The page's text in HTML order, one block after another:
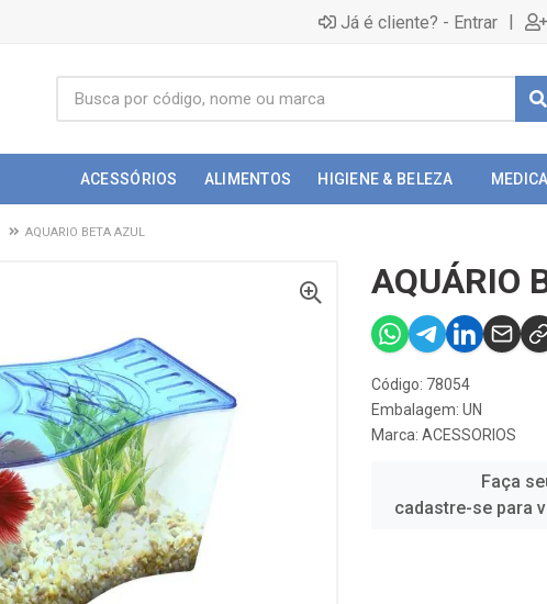
Já é cliente? - Entrar |
ACESSÓRIOS ALIMENTOS HIGIENE & BELEZA
AQUARIO BETA AZUL
AQUÁRIO
Código: 78054
Embalagem: UN
Marca: ACESSORIOS
Faça
cadastre-se para